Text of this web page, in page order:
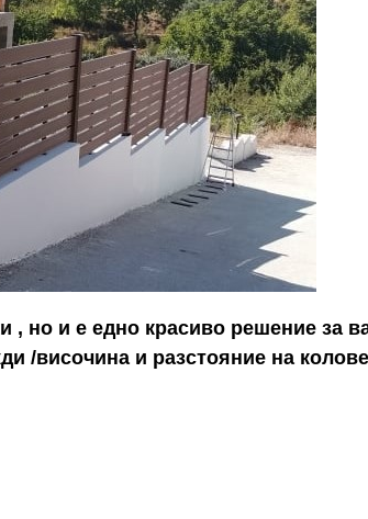
, но и е едно красиво решение за
/височина и разстояние на